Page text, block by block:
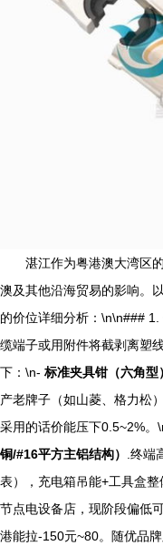
湛江作为粤港澳大湾区
澳及其他沿海贸易的影响。
的价位详细分析：\n\n###
缆端子或用附件将截剥离塑
下：\n- 标准夹具钳（六角型）
产老牌子（如山菱、格力松
采用的话价能压下0.5~2%。
铜/#16平方主铝结构）
.终端
表），充电箱吊能+工具盒
节点电设备店，现阶段偏低
港能拉-150元~80。随优品